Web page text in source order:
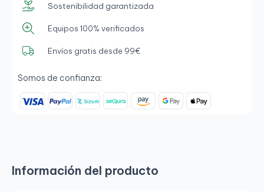
Sostenibilidad garantizada
Equipos 100% verificados
Envíos gratis desde 99€
Somos de confianza:
Información del producto